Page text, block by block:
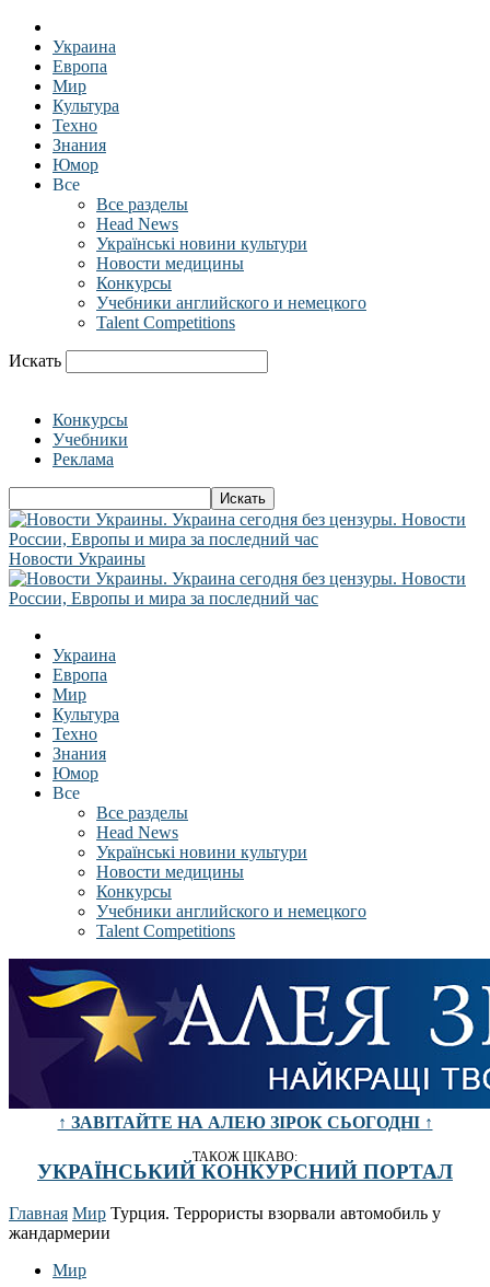
Украина
Европа
Мир
Культура
Техно
Знания
Юмор
Все
Все разделы
Head News
Українські новини культури
Новости медицины
Конкурсы
Учебники английского и немецкого
Talent Competitions
Искать
Конкурсы
Учебники
Реклама
Новости Украины
Украина
Европа
Мир
Культура
Техно
Знания
Юмор
Все
Все разделы
Head News
Українські новини культури
Новости медицины
Конкурсы
Учебники английского и немецкого
Talent Competitions
↑ ЗАВІТАЙТЕ НА АЛЕЮ ЗІРОК СЬОГОДНІ ↑
ТАКОЖ ЦІКАВО:
УКРАЇНСЬКИЙ КОНКУРСНИЙ ПОРТАЛ
Главная Мир Турция. Террористы взорвали автомобиль у
жандармерии
Мир